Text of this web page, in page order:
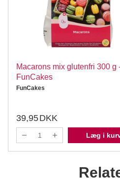
Macarons mix glutenfri 300 g
FunCakes
FunCakes
39,95DKK
Læg i